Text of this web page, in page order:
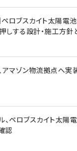
ペロブスカイト太陽電
しする設計・施工方
アマゾン物流拠点へ実
、ペロブスカイト太陽
認